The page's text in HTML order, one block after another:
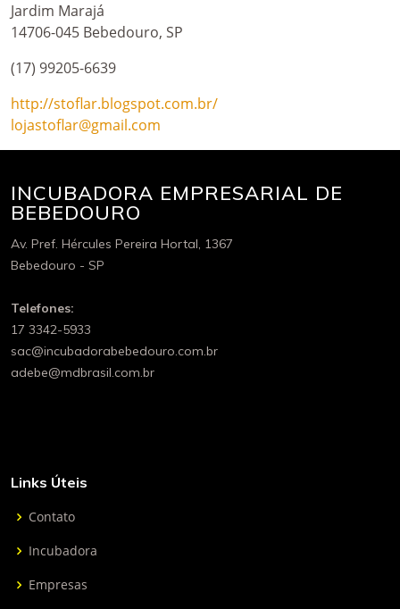
Jardim Marajá
14706-045 Bebedouro, SP
(17) 99205-6639
http://stoflar.blogspot.com.br/
lojastoflar@gmail.com
INCUBADORA EMPRESARIAL DE
BEBEDOURO
Av. Pref. Hércules Pereira Hortal, 1367
Bebedouro - SP
Telefones:
17 3342-5933
sac@incubadorabebedouro.com.br
adebe@mdbrasil.com.br
Links Úteis
Contato
Incubadora
Empresas